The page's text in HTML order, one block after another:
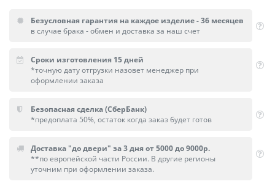
Безусловная гарантия на каждое изделие - 36 месяцев
в случае брака - обмен и доставка за наш счет
Сроки изготовления 15 дней
*точную дату отгрузки назовет менеджер при
оформлении заказа
Безопасная сделка (СберБанк)
*предоплата 50%, остаток когда заказ будет готов
Доставка "до двери" за 3 дня от 5000 до 9000р.
**по европейской части России. В другие регионы
уточним при оформлении заказа.